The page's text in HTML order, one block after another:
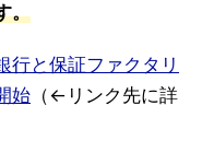
。
行と保証ファクタリ
始 （←リンク先に詳